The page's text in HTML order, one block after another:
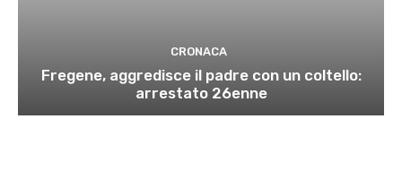
CRONACA
Fregene, aggredisce il padre con un coltello:
arrestato 26enne